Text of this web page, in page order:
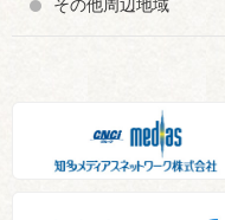
その他周辺地域